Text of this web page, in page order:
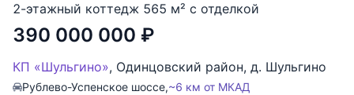
2-этажный коттедж 565 м² с отделкой
390 000 000 ₽
КП «Шульгино», Одинцовский район, д. Шульгино
Рублево-Успенское шоссе,~6 км от МКАД